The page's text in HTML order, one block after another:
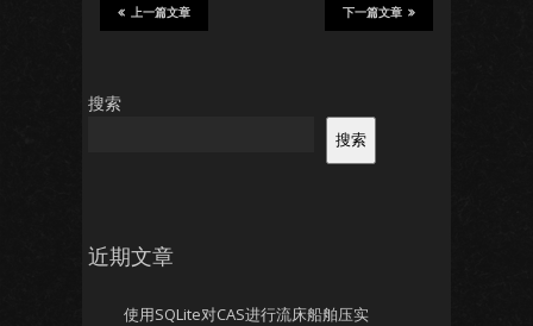
下一篇文章
上一篇文章
搜索
搜索
近期文章
使用SQLite对CAS进行流床船舶压实